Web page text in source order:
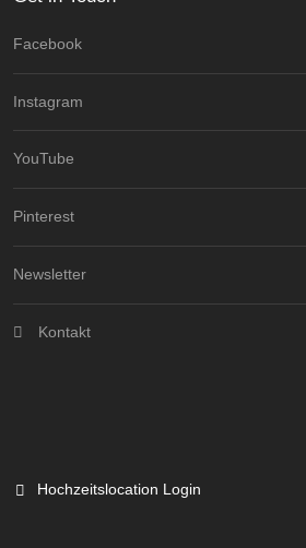
Facebook
Instagram
YouTube
Pinterest
Newsletter
Kontakt
Hochzeitslocation Login